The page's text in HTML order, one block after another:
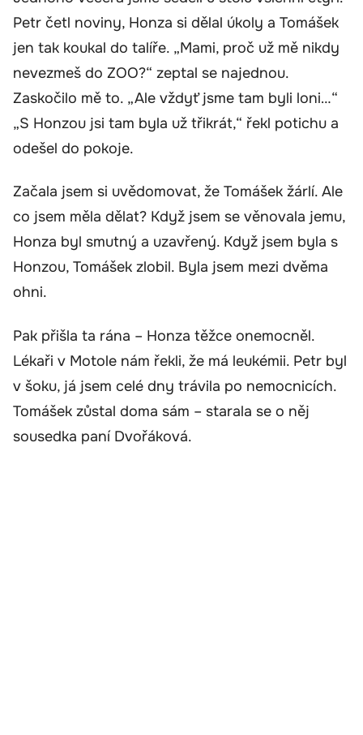
Petr četl noviny, Honza si dělal úkoly a Tomášek
jen tak koukal do talíře. „Mami, proč už mě nikdy
nevezmeš do ZOO?“ zeptal se najednou.
Zaskočilo mě to. „Ale vždyť jsme tam byli loni…“
„S Honzou jsi tam byla už třikrát,“ řekl potichu a
odešel do pokoje.
Začala jsem si uvědomovat, že Tomášek žárlí. Ale
co jsem měla dělat? Když jsem se věnovala jemu,
Honza byl smutný a uzavřený. Když jsem byla s
Honzou, Tomášek zlobil. Byla jsem mezi dvěma
ohni.
Pak přišla ta rána – Honza těžce onemocněl.
Lékaři v Motole nám řekli, že má leukémii. Petr byl
v šoku, já jsem celé dny trávila po nemocnicích.
Tomášek zůstal doma sám – starala se o něj
sousedka paní Dvořáková.